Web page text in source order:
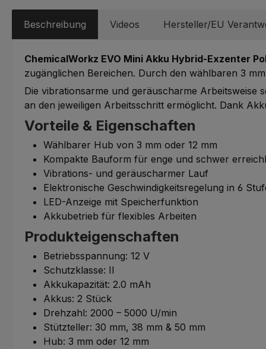
Beschreibung Videos Hersteller/EU
ChemicalWorkz EVO Mini Akku Hybrid-Exzenter
zugänglichen Bereichen. Durch den wählbaren 3
Die vibrationsarme und geräuscharme
an den jeweiligen Arbeitsschritt ermöglicht. Dank
Vorteile & Eigenschaften
Wählbarer Hub von 3 mm oder 12 mm
Kompakte Bauform für enge und schwer
Vibrations- und geräuscharmer Lauf
Elektronische Geschwindigkeitsregelung in 6
LED-Anzeige mit Speicherfunktion
Akkubetrieb für flexibles Arbeiten
Produkteigenschaften
Betriebsspannung: 12 V
Schutzklasse: II
Akkukapazität: 2.0 mAh
Akkus: 2 Stück
Drehzahl: 2000 – 5000 U/min
Stützteller: 30 mm, 38 mm & 50 mm
Hub: 3 mm oder 12 mm